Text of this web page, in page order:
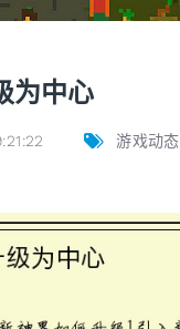
为中心
游戏动态